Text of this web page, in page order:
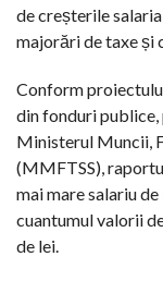
de creșterile
majorări de taxe și
Conform
din fonduri
Ministerul Muncii,
(MMFTSS),
mai mare salariu
cuantumul valorii
de lei.